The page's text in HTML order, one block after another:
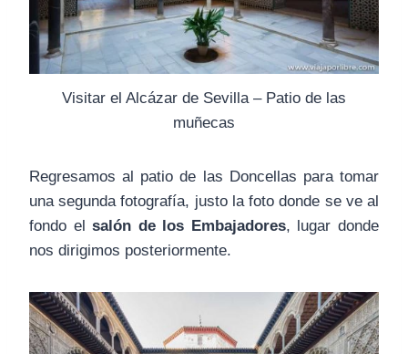
Visitar el Alcázar de Sevilla – Patio de las
muñecas
Regresamos al patio de las Doncellas para tomar
una segunda fotografía, justo la foto donde se ve al
fondo elsalón de los Embajadores, lugar donde
nos dirigimos posteriormente.